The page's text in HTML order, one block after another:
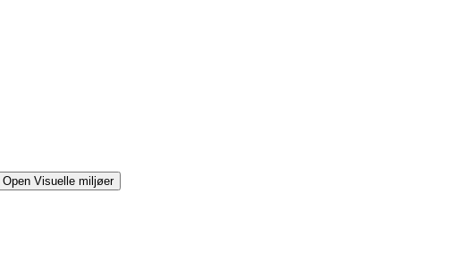
Open Visuelle miljøer